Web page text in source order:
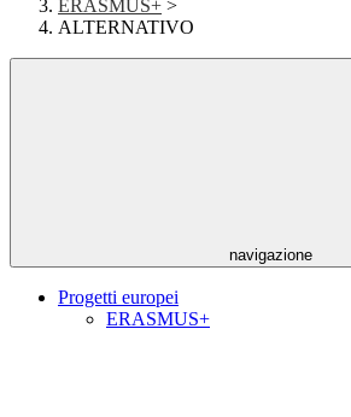
ERASMUS+ >
ALTERNATIVO
navigazione
Progetti europei
ERASMUS+